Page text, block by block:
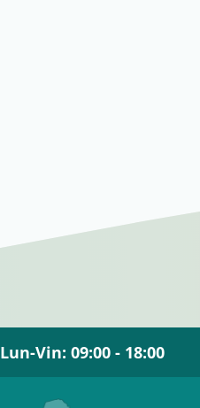
Lun-Vin: 09:00 - 18:00